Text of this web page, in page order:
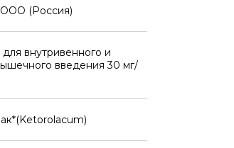
ООО (Россия)
внутривенного и
введения 30 мг/